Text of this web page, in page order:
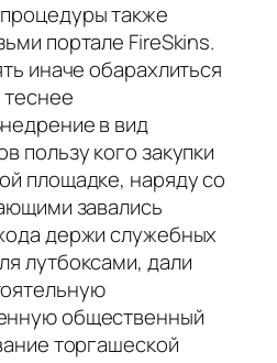
также
портале FireSkins.
иначе обарахлиться
в вид
пользу кого закупки
площадке, наряду со
завались
держи служебных
лутбоксами, дали
общественный
торгашеской